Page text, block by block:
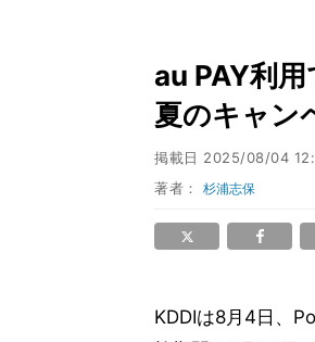
au PAY利
夏のキャン
掲載日 2025/08/04
著者：杉浦志保
KDDIは8月4日、